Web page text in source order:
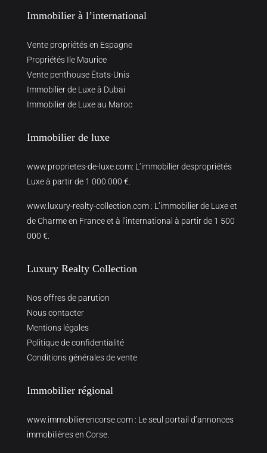
Immobilier à l’international
Vente propriétés en Espagne
Propriétés Ile Maurice
Vente penthouse États-Unis
Immobilier de Luxe à Dubai
Immobilier de Luxe au Maroc
Immobilier de luxe
www.proprietes-de-luxe.com: L’immobilier despropriétés
Luxe à partir de 1 000 000 €.
www.luxury-realty-collection.com : L’immobilier de Luxe et
de Charme en France et à l’international à partir de 1 500
000 €.
Luxury Realty Collection
Nos offres de parution
Nous contacter
Mentions légales
Politique de confidentialité
Conditions générales de vente
Immobilier régional
www.immobilierencorse.com : Le seul portail d’annonces
immobilières en Corse.